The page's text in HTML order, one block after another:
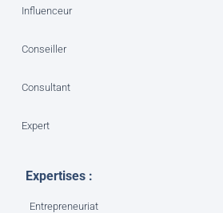
Influenceur
Conseiller
Consultant
Expert
Expertises :
Entrepreneuriat